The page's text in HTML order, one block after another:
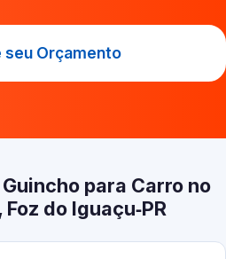
seu Orçamento
para Carro no
do Iguaçu‑PR